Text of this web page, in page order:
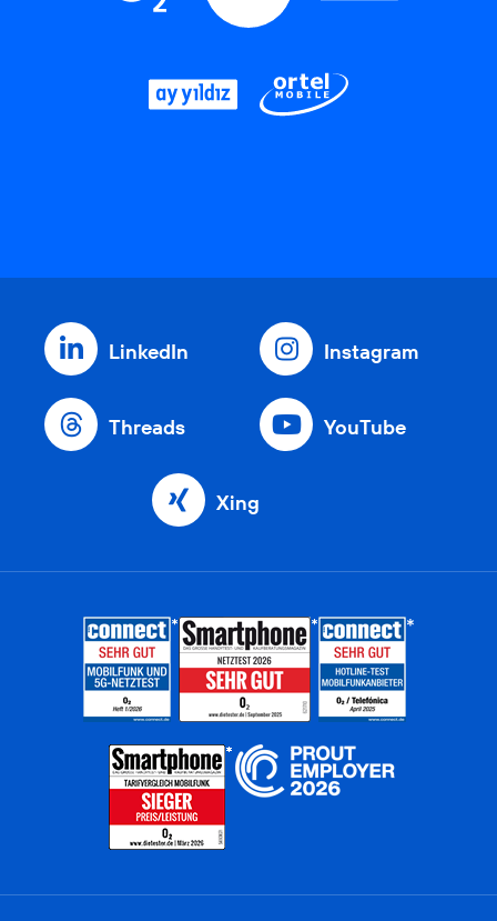
LinkedIn Instagram
Threads YouTube
Xing